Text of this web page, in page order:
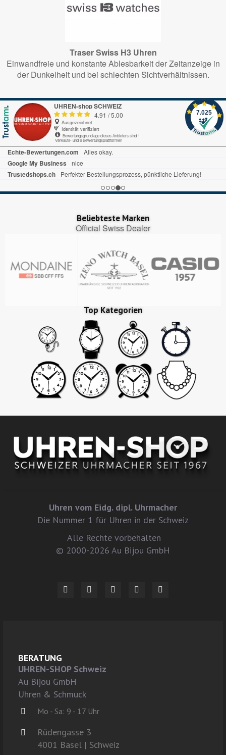
Traser Swiss H3 Uhren
Einwandfreie und konstante Ablesbarkeit der Zeitanzeige in
der Dunkelheit und bei schlechten Sichtverhältnissen.
UHREN-shop SCHWEIZ
4.91 /5.00
Ausgezeichnet
Identität verifiziert
Bewertungsgrundlage dieses Anbieters sind 1
Verkaufs- und 6 Bewertungsplattformen
7.025
Beliebteste Marken
Official Swiss Dealer
Top Kategorien
Uhren vom Eidg. dipl. Uhrmacher
Die Nummer 1 für Uhren in der Schweiz
Alle Rechte vorbehalten
© 2000-2026 Au Bijou GmbH
BERATUNG
UHREN-SHOP Schweiz
Au Bijou GmbH
Uhren & Schmuck
Mo - Sa: 9 - 17 Uhr
Rüdengasse 3
4001 Basel | Schweiz